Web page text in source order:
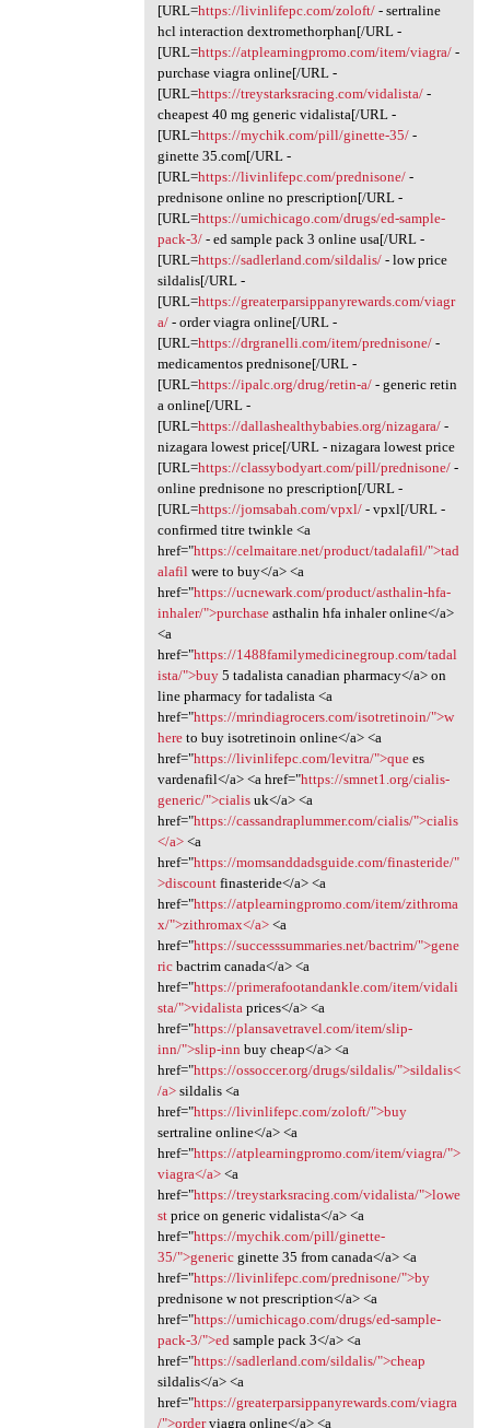
[URL=https://livinlifepc.com/zoloft/- sertraline
hcl interaction dextromethorphan[/URL -
[URL=https://atplearningpromo.com/item/viagra/-
purchase viagra online[/URL -
[URL=https://treystarksracing.com/vidalista/-
cheapest 40 mg generic vidalista[/URL -
[URL=https://mychik.com/pill/ginette-35/-
ginette 35.com[/URL -
[URL=https://livinlifepc.com/prednisone/-
prednisone online no prescription[/URL -
[URL=https://umichicago.com/drugs/ed-sample-
pack-3/- ed sample pack 3 online usa[/URL -
[URL=https://sadlerland.com/sildalis/- low price
sildalis[/URL -
[URL=https://greaterparsippanyrewards.com/viagr
a/- order viagra online[/URL -
[URL=https://drgranelli.com/item/prednisone/-
medicamentos prednisone[/URL -
[URL=https://ipalc.org/drug/retin-a/- generic retin
a online[/URL -
[URL=https://dallashealthybabies.org/nizagara/-
nizagara lowest price[/URL - nizagara lowest price
[URL=https://classybodyart.com/pill/prednisone/-
online prednisone no prescription[/URL -
[URL=https://jomsabah.com/vpxl/- vpxl[/URL -
confirmed titre twinkle <a
href="https://celmaitare.net/product/tadalafil/">tad
alafil were to buy</a> <a
href="https://ucnewark.com/product/asthalin-hfa-
inhaler/">purchaseasthalin hfa inhaler online</a>
<a
href="https://1488familymedicinegroup.com/tadal
ista/">buy5 tadalista canadian pharmacy</a> on
line pharmacy for tadalista <a
href="https://mrindiagrocers.com/isotretinoin/">w
hereto buy isotretinoin online</a> <a
href="https://livinlifepc.com/levitra/">quees
vardenafil</a> <a href="https://smnet1.org/cialis-
generic/">cialisuk</a> <a
href="https://cassandraplummer.com/cialis/">cialis
</a><a
href="https://momsanddadsguide.com/finasteride/"
>discountfinasteride</a> <a
href="https://atplearningpromo.com/item/zithroma
x/">zithromax</a><a
href="https://successsummaries.net/bactrim/">gene
ricbactrim canada</a> <a
href="https://primerafootandankle.com/item/vidali
sta/">vidalista prices</a> <a
href="https://plansavetravel.com/item/slip-
inn/">slip-inn buy cheap</a> <a
href="https://ossoccer.org/drugs/sildalis/">sildalis<
/a>sildalis <a
href="https://livinlifepc.com/zoloft/">buy
sertraline online</a> <a
href="https://atplearningpromo.com/item/viagra/">
viagra</a><a
href="https://treystarksracing.com/vidalista/">lowe
stprice on generic vidalista</a> <a
href="https://mychik.com/pill/ginette-
35/">genericginette 35 from canada</a> <a
href="https://livinlifepc.com/prednisone/">by
prednisone w not prescription</a> <a
href="https://umichicago.com/drugs/ed-sample-
pack-3/">ed sample pack 3</a> <a
href="https://sadlerland.com/sildalis/">cheap
sildalis</a> <a
href="https://greaterparsippanyrewards.com/viagra
/">orderviagra online</a> <a